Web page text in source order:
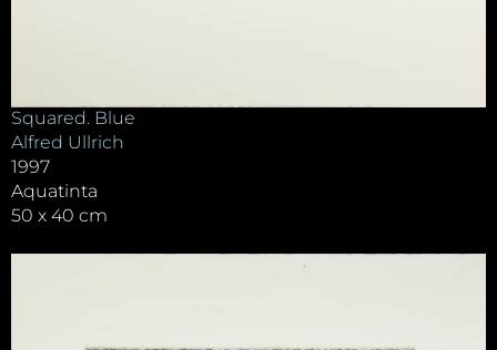
Squared. Blue
Alfred Ullrich
1997
Aquatinta
50 x 40 cm